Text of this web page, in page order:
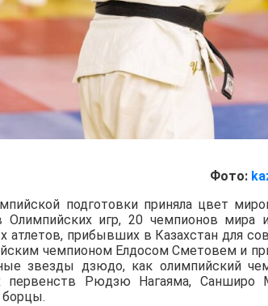
Фото:
подготовки приняла цвет
Олимпийских игр, 20 чемпионов
атлетов, прибывших в Казахстан для
чемпионом Елдосом Сметовем и
звезды дзюдо, как олимпийский
первенств Рюдзю Нагаяма, Санширо